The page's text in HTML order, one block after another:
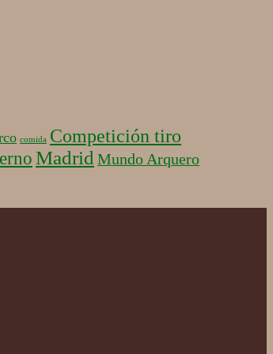
comida Competición tiro
Madrid Mundo Arquero